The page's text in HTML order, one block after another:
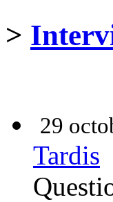
>
29
Tardis